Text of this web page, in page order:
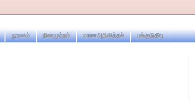
நூலகம் நிலாமுற்றம் மரணஅறிவித்தல் புங்குடுதீவு